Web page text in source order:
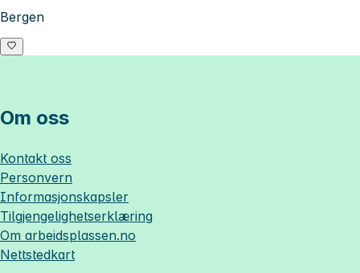
Bergen
Om oss
Kontakt oss
Personvern
Informasjonskapsler
Tilgjengelighetserklæring
Om arbeidsplassen.no
Nettstedkart